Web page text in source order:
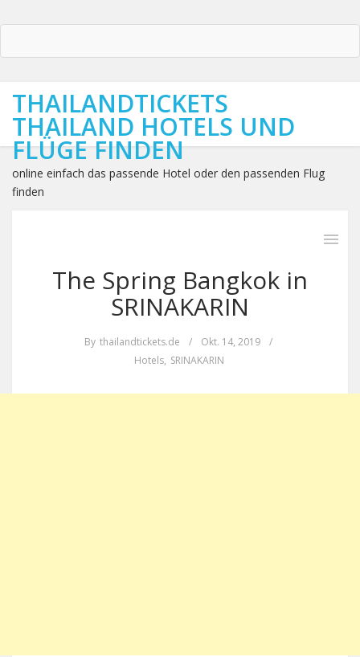
THAILANDTICKETS
THAILAND HOTELS UND
FLÜGE FINDEN
online einfach das passende Hotel oder den passenden Flug
finden
The Spring Bangkok in
SRINAKARIN
By thailandtickets.de / Okt. 14, 2019
/
Hotels, SRINAKARIN